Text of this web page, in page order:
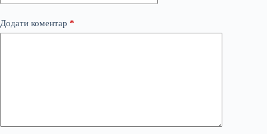
Додати коментар *